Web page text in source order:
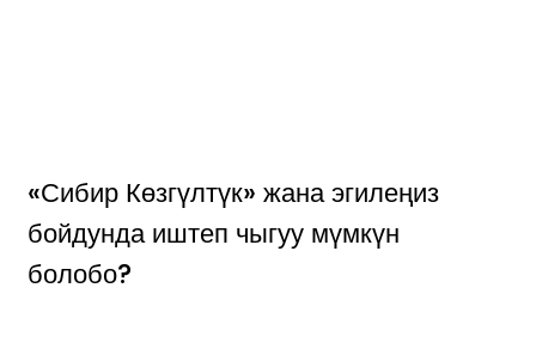
«Сибир Көзгүлтүк» жана эгилеңиз
бойдунда иштеп чыгуу мүмкүн
болобо?